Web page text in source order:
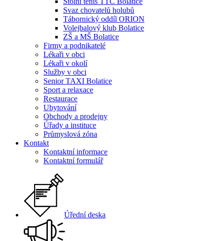
Svaz chovatelů holubů
Tábornický oddíl ORION
Volejbalový klub Bolatice
ZŠ a MŠ Bolatice
Firmy a podnikatelé
Lékaři v obci
Lékaři v okolí
Služby v obci
Senior TAXI Bolatice
Sport a relaxace
Restaurace
Ubytování
Obchody a prodejny
Úřady a instituce
Průmyslová zóna
Kontakt
Kontaktní informace
Kontaktní formulář
Úřední deska